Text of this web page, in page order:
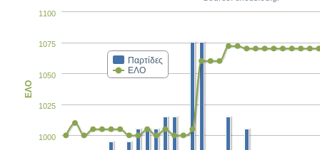
Παρτίδες
ΕΛΟ
1000
1025
1050
1075
1100
ΕΛΟ